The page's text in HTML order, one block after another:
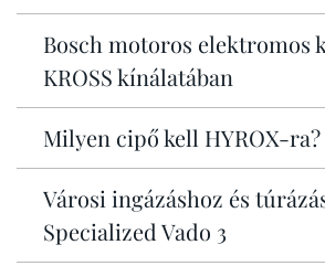
Bosch motoros elektromos
KROSS kínálatában
Milyen cipő kell HYROX-ra?
Városi ingázáshoz és
Specialized Vado 3